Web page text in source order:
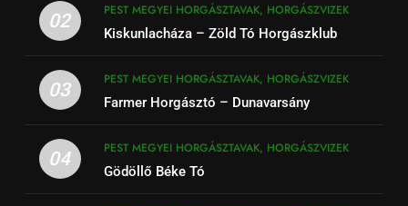
02
PEST MEGYEI HORGÁSZTAVAK, HORGÁSZVIZEK
Kiskunlacháza – Zöld Tó Horgászklub
03
PEST MEGYEI HORGÁSZTAVAK, HORGÁSZVIZEK
Farmer Horgásztó – Dunavarsány
04
PEST MEGYEI HORGÁSZTAVAK, HORGÁSZVIZEK
Gödöllő Béke Tó